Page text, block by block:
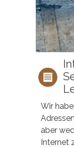
Wir
aber
Internet